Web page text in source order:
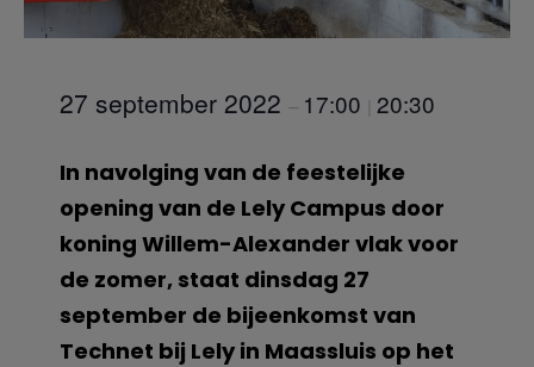
27 september 2022– 17:00 20:30
In navolging van de feestelijke
opening van de Lely Campus door
koning Willem-Alexander vlak voor
de zomer, staat dinsdag 27
september de bijeenkomst van
Technet bij Lely in Maassluis op het